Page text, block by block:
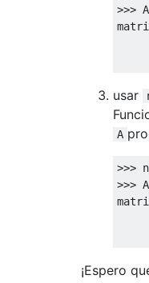
>>> A
usar
A
>>>
>>> A
¡Espero